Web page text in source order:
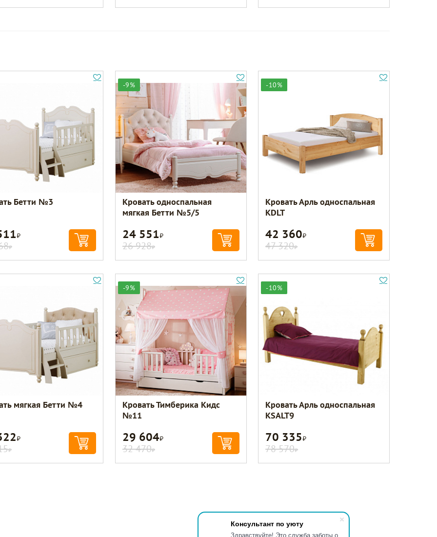
Консультант по уюту
Здравствуйте! Это служба заботы о
Бетти №3
Р
Р
-9%
Кровать односпальная
мягкая Бетти №5/5
24 551Р
26 928Р
-10%
Кровать Арль односпальная
KDLT
42 360Р
47 320Р
мягкая Бетти №4
Р
Р
-9%
Кровать Тимберика Кидс
№11
29 604Р
32 470Р
-10%
Кровать Арль односпальная
KSALT9
70 335Р
78 570Р